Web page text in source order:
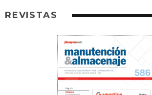
REVISTAS